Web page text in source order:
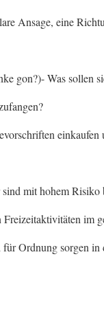
Ansage, eine
gon?)- Was sollen
einkaufen
mit hohem Risiko
im
Ordnung sorgen in